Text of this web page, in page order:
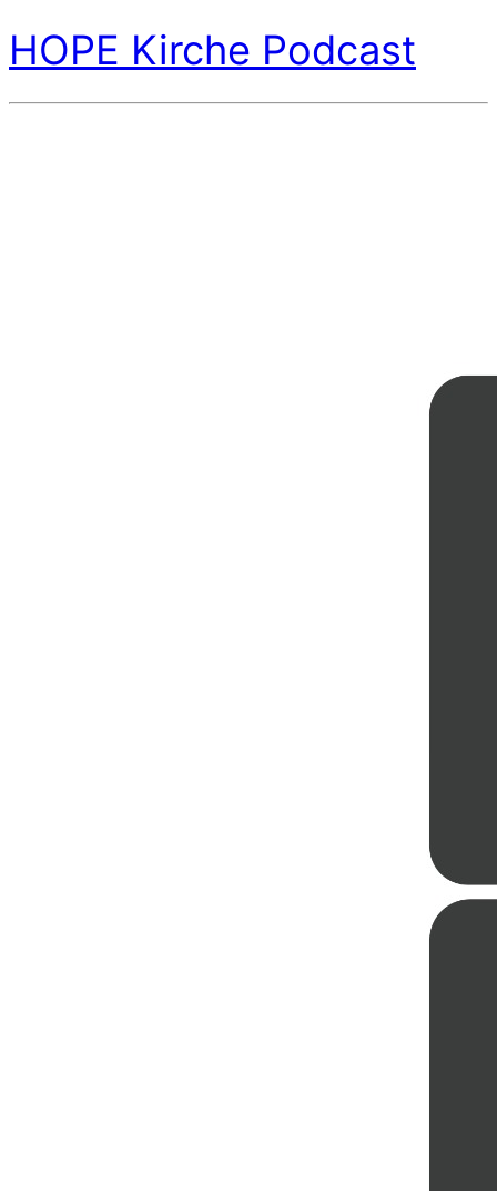
HOPE Kirche Podcast